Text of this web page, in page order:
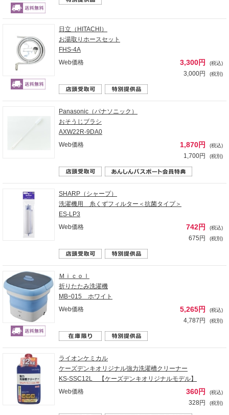
日立（HITACHI）
お湯取りホースセット
FHS-4A
Web価格
3,300円 (税込)
3,000円 (税別)
Panasonic（パナソニック）
おそうじブラシ
AXW22R-9DA0
Web価格
1,870円 (税込)
1,700円 (税別)
SHARP（シャープ）
洗濯機用 糸くずフィルター＜抗菌タイプ＞
ES-LP3
Web価格
742円 (税込)
675円 (税別)
Ｍｉｃｏｌ
折りたたみ洗濯機
MBｰ015 ホワイト
Web価格
5,265円 (税込)
4,787円 (税別)
ライオンケミカル
ケーズデンキオリジナル強力洗濯槽クリーナー
KS-SSC12L 【ケーズデンキオリジナルモデル】
Web価格
360円 (税込)
328円 (税別)